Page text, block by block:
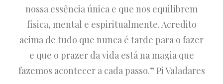
nossa essência única e que nos equilibrem
física, mental e espiritualmente. Acredito
acima de tudo que nunca é tarde para o fazer
e que o prazer da vida está na magia que
fazemos acontecer a cada passo.” Pi Valadares